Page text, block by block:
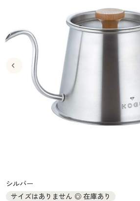
キッチン・雑貨・日用品
寝具・ベッド
カーテン・ラグ・ファブリック
美容・健康通販すべて
美容・健康・サプリメント
制服・スクール
制服・スクールすべて
制服・学生服
ジュニア・ティーンズ下着
大きいサイズ
大きいサイズ通販すべて
大きいサイズ レディース服
大きいサイズ 事務・制服
バーゲン
バーゲンセール
カタログ・チラシからのご注文
カーテン・ラグ・ファブリック
美容・健康・サプリメント
制服・スクールすべて
制服・学生服
ジュニア・ティーンズ下着
大きいサイズ通販すべて
大きいサイズ レディース服
大きいサイズ レディース下着
バーゲン
バーゲンセール
シークレットセール
詳細検索
商品カテゴリ一覧
シルバー
サイズはありません ◎ 在庫あり